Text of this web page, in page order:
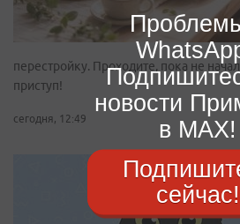
перестройку. Проходите, пока не
приступ!
сегодня, 12:49
новости
в MAX!
сейчас!